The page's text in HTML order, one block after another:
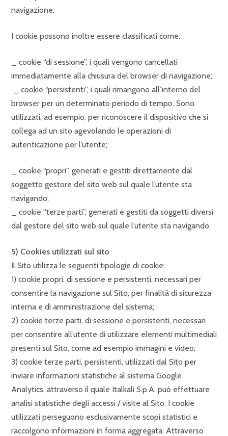
navigazione.
I cookie possono inoltre essere classificati come:
_ cookie “di sessione”, i quali vengono cancellati
immediatamente alla chiusura del browser di navigazione;
_ cookie “persistenti”, i quali rimangono all’interno del
browser per un determinato periodo di tempo. Sono
utilizzati, ad esempio, per riconoscere il dispositivo che si
collega ad un sito agevolando le operazioni di
autenticazione per l’utente;
_ cookie “propri”, generati e gestiti direttamente dal
soggetto gestore del sito web sul quale l’utente sta
navigando;
_ cookie “terze parti”, generati e gestiti da soggetti diversi
dal gestore del sito web sul quale l’utente sta navigando.
5) Cookies utilizzati sul sito
Il Sito utilizza le seguenti tipologie di cookie:
1) cookie propri, di sessione e persistenti, necessari per
consentire la navigazione sul Sito, per finalità di sicurezza
interna e di amministrazione del sistema;
2) cookie terze parti, di sessione e persistenti, necessari
per consentire all’utente di utilizzare elementi multimediali
presenti sul Sito, come ad esempio immagini e video;
3) cookie terze parti, persistenti, utilizzati dal Sito per
inviare informazioni statistiche al sistema Google
Analytics, attraverso il quale Italkali S.p.A. può effettuare
analisi statistiche degli accessi / visite al Sito. I cookie
utilizzati perseguono esclusivamente scopi statistici e
raccolgono informazioni in forma aggregata. Attraverso